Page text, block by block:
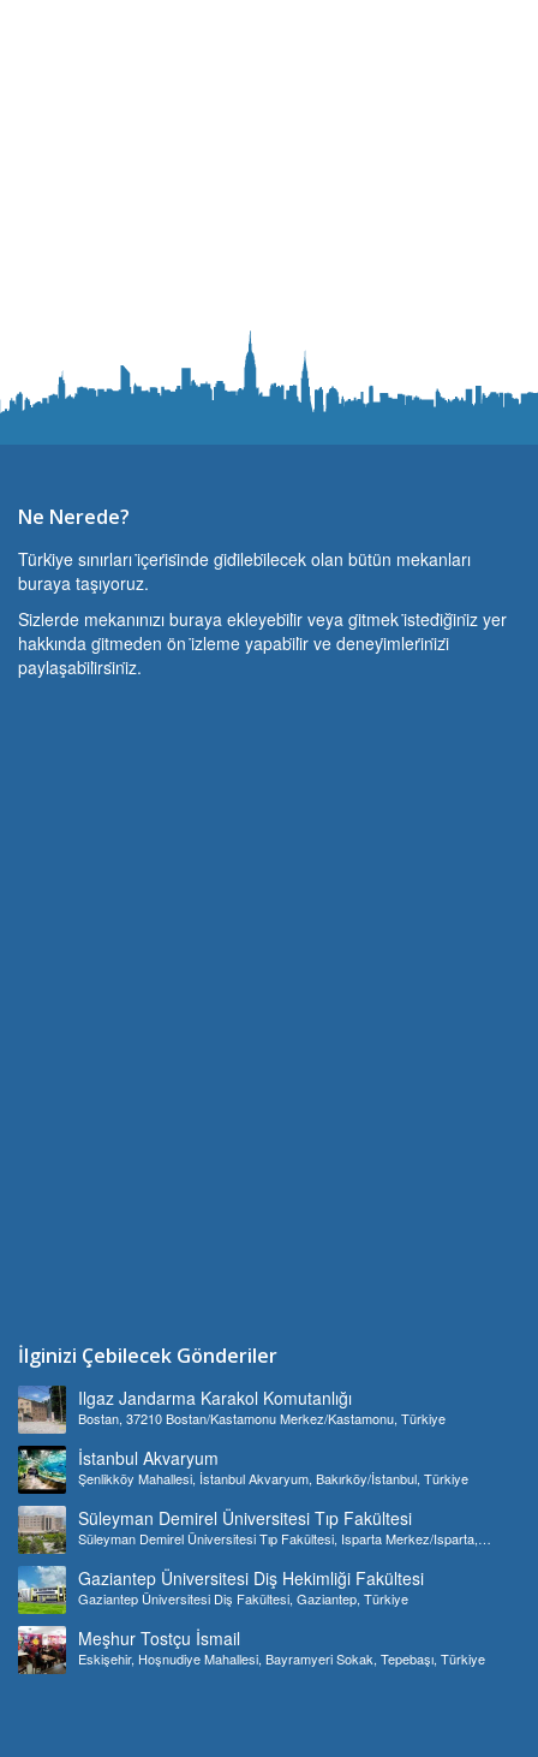
Ne Nerede?
Türki̇ye sınırları i̇çeri̇si̇nde gi̇di̇lebi̇lecek olan bütün mekanları
buraya taşıyoruz.
Si̇zlerde mekanınızı buraya ekleyebi̇li̇r veya gi̇tmek i̇stedi̇ği̇ni̇z yer
hakkında gi̇tmeden ön i̇zleme yapabi̇li̇r ve deneyi̇mleri̇ni̇zi̇
paylaşabi̇li̇rsi̇ni̇z.
İlginizi Çebilecek Gönderiler
Ilgaz Jandarma Karakol Komutanlığı
Bostan, 37210 Bostan/Kastamonu Merkez/Kastamonu, Türkiye
İstanbul Akvaryum
Şenlikköy Mahallesi, İstanbul Akvaryum, Bakırköy/İstanbul, Türkiye
Süleyman Demirel Üniversitesi Tıp Fakültesi
Süleyman Demirel Üniversitesi Tıp Fakültesi, Isparta Merkez/Isparta,
Gaziantep Üniversitesi Diş Hekimliği Fakültesi
Gaziantep Üniversitesi Diş Fakültesi, Gaziantep, Türkiye
Meşhur Tostçu İsmail
Eskişehir, Hoşnudiye Mahallesi, Bayramyeri Sokak, Tepebaşı, Türkiye